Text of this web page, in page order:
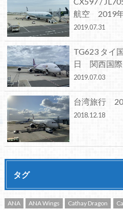
航空 2019
2019.07.31
TG623 タイ
日 関西国際
2019.07.03
台湾旅行
2018.12.18
タグ
ANA ANA Wings Cathay Dragon